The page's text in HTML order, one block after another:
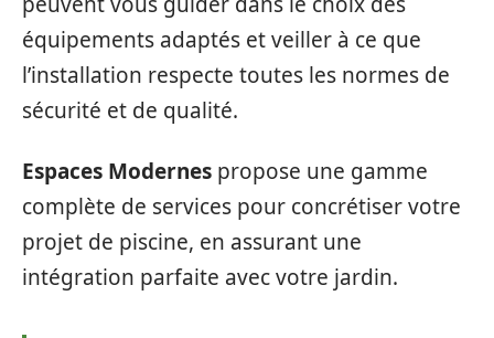
équipements adaptés et veiller à ce que
l’installation respecte toutes les normes de
sécurité et de qualité.
Espaces Modernes propose une gamme
complète de services pour concrétiser votre
projet de piscine, en assurant une
intégration parfaite avec votre jardin.